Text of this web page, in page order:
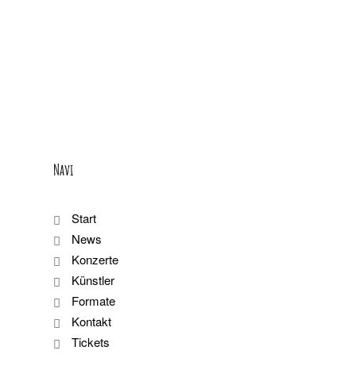
Navi
Start
News
Konzerte
Künstler
Formate
Kontakt
Tickets